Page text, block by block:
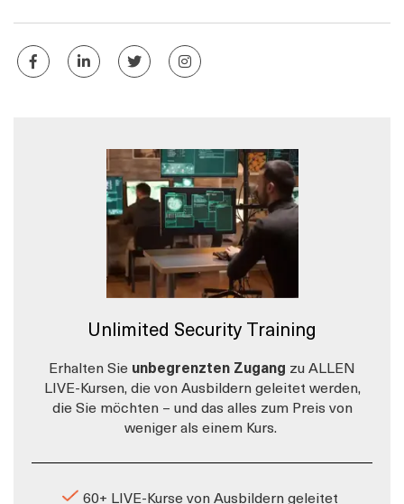
Unlimited Security Training
Erhalten Sie unbegrenzten Zugang zu ALLEN
LIVE-Kursen, die von Ausbildern geleitet werden,
die Sie möchten – und das alles zum Preis von
weniger als einem Kurs.
60+ LIVE-Kurse von Ausbildern geleitet